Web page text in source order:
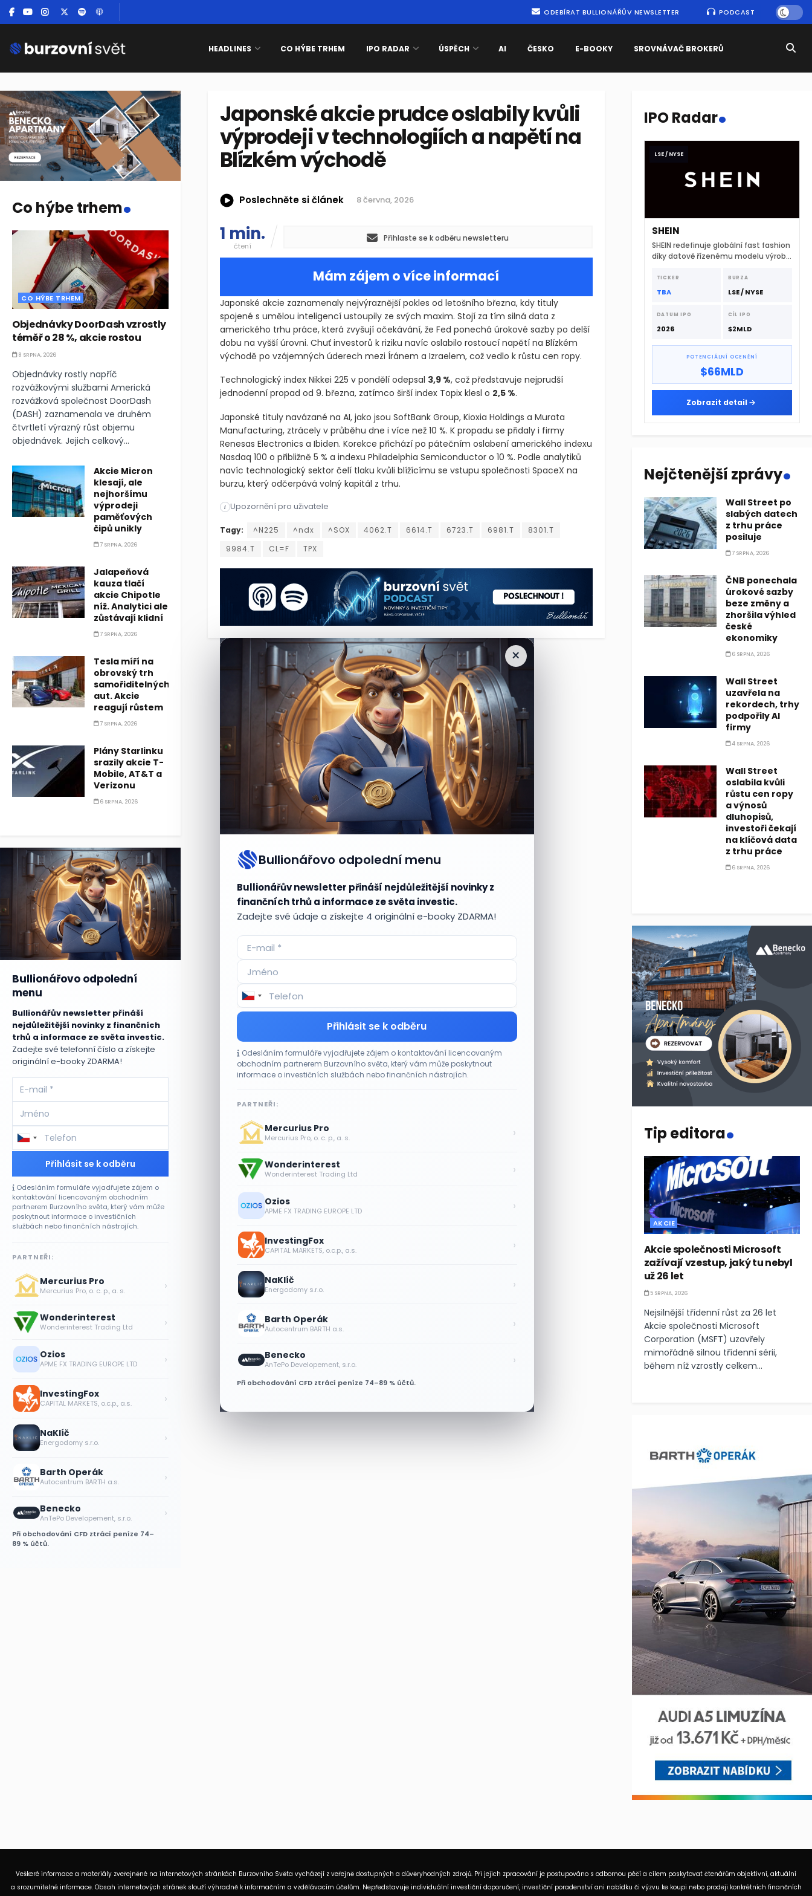
ODEBÍRAT BULLIONÁŘŮV NEWSLETTER PODCAST
HEADLINES CO HÝBE TRHEM IPO RADAR ÚSPĚCH AI ČESKO E-BOOKY SROVNÁVAČ BROKERŮ
Japonské akcie prudce oslabily kvůli
výprodeji v technologiích a napětí na
Blízkém východě
Poslechněte si článek 8 června, 2026
1 min.
čtení
Přihlaste se k odběru newsletteru
Mám zájem o více informací
Japonské akcie zaznamenaly nejvýraznější pokles od letošního března, kdy tituly
spojené s umělou inteligencí ustoupily ze svých maxim. Stojí za tím silná data z
amerického trhu práce, která zvyšují očekávání, že Fed ponechá úrokové sazby po delší
dobu na vyšší úrovni. Chuť investorů k riziku navíc oslabilo rostoucí napětí na Blízkém
východě po vzájemných úderech mezi Íránem a Izraelem, což vedlo k růstu cen ropy.
Technologický index Nikkei 225 v pondělí odepsal 3,9 %, což představuje nejprudší
jednodenní propad od 9. března, zatímco širší index Topix klesl o 2,5 %.
Japonské tituly navázané na AI, jako jsou SoftBank Group, Kioxia Holdings a Murata
Manufacturing, ztrácely v průběhu dne i více než 10 %. K propadu se přidaly i firmy
Renesas Electronics a Ibiden. Korekce přichází po pátečním oslabení amerického indexu
Nasdaq 100 o přibližně 5 % a indexu Philadelphia Semiconductor o 10 %. Podle analytiků
navíc technologický sektor čelí tlaku kvůli blížícímu se vstupu společnosti SpaceX na
burzu, který odčerpává volný kapitál z trhu.
Japonské akcie zaznamenaly nejvýraznější pokles od letošního března, kdy tituly spojené s umělou inteligencí ustoupily ze svých maxim.
i Upozornění pro uživatele
Japonské akcie zaznamenaly nejvýraznější pokles od letošního března, kdy tituly spojené s umělou inteligencí ustoupily ze svých maxim.
Tagy: ^N225 ^ndx ^SOX 4062.T 6614.T 6723.T 6981.T
8301.T
9984.T
CL=F TPX
×
Bullionářovo odpolední menu
Bullionářův newsletter přináší nejdůležitější novinky z
finančních trhů a informace ze světa investic.
Zadejte své údaje a získejte 4 originální e-booky ZDARMA!
Přihlásit se k odběru
Odesláním formuláře vyjadřujete zájem o kontaktování licencovaným
obchodním partnerem Burzovního světa, který vám může poskytnout
informace o investičních službách nebo finančních nástrojích.
PARTNEŘI:
Mercurius Pro
Mercurius Pro, o. c. p., a. s. ›
Wonderinterest
Wonderinterest Trading Ltd ›
Ozios
APME FX TRADING EUROPE LTD ›
InvestingFox
CAPITAL MARKETS, o.c.p., a.s. ›
NaKlíč
Energodomy s.r.o. ›
Barth Operák
Autocentrum BARTH a.s. ›
Benecko
AnTePo Developement, s.r.o. ›
Při obchodování CFD ztrácí peníze 74–89 % účtů.
Co hýbe trhem.
CO HÝBE TRHEM
Objednávky DoorDash vzrostly
téměř o 28 %, akcie rostou
8 SRPNA, 2026
Objednávky rostly napříč
rozvážkovými službami Americká
rozvážková společnost DoorDash
(DASH) zaznamenala ve druhém
čtvrtletí výrazný růst objemu
objednávek. Jejich celkový...
Akcie Micron
klesají, ale
nejhoršímu
výprodeji
paměťových
čipů unikly
7 SRPNA, 2026
Jalapeňová
kauza tlačí
akcie Chipotle
níž. Analytici ale
zůstávají klidní
7 SRPNA, 2026
Tesla míří na
obrovský trh
samořiditelných
aut. Akcie
reagují růstem
7 SRPNA, 2026
Plány Starlinku
srazily akcie T-
Mobile, AT&T a
Verizonu
6 SRPNA, 2026
Bullionářovo odpolední
menu
Bullionářův newsletter přináší
nejdůležitější novinky z finančních
trhů a informace ze světa investic.
Zadejte své telefonní číslo a získejte
originální e-booky ZDARMA!
Přihlásit se k odběru
Odesláním formuláře vyjadřujete zájem o
kontaktování licencovaným obchodním
partnerem Burzovního světa, který vám může
poskytnout informace o investičních
službách nebo finančních nástrojích.
PARTNEŘI:
Mercurius Pro
Mercurius Pro, o. c. p., a. s. ›
Wonderinterest
Wonderinterest Trading Ltd ›
Ozios
APME FX TRADING EUROPE LTD ›
InvestingFox
CAPITAL MARKETS, o.c.p., a.s. ›
NaKlíč
Energodomy s.r.o. ›
Barth Operák
Autocentrum BARTH a.s. ›
Benecko
AnTePo Developement, s.r.o. ›
Při obchodování CFD ztrácí peníze 74–
89 % účtů.
IPO Radar.
LSE / NYSE
SHEIN
SHEIN redefinuje globální fast fashion
díky datově řízenému modelu výroby
dodavatelskému řetězci.
TICKER
TBA
BURZA
LSE / NYSE
DATUM IPO
2026
CÍL IPO
$2MLD
POTENCIÁLNÍ OCENĚNÍ
$66MLD
Zobrazit detail
Nejčtenější zprávy.
Wall Street po
slabých datech
z trhu práce
posiluje
7 SRPNA, 2026
ČNB ponechala
úrokové sazby
beze změny a
zhoršila výhled
české
ekonomiky
6 SRPNA, 2026
Wall Street
uzavřela na
rekordech, trhy
podpořily AI
firmy
4 SRPNA, 2026
Wall Street
oslabila kvůli
růstu cen ropy
a výnosů
dluhopisů,
investoři čekají
na klíčová data
z trhu práce
6 SRPNA, 2026
Tip editora.
AKCIE
Akcie společnosti Microsoft
zažívají vzestup, jaký tu nebyl
už 26 let
5 SRPNA, 2026
Nejsilnější třídenní růst za 26 let
Akcie společnosti Microsoft
Corporation (MSFT) uzavřely
mimořádně silnou třídenní sérii,
během níž vzrostly celkem...
Veškeré informace a materiály zveřejněné na internetových stránkách Burzovního Světa vycházejí z veřejně dostupných a důvěryhodných zdrojů. Při jejich zpracování je postupováno s odbornou péčí a cílem poskytovat čtenářům objektivní, aktuální
a srozumitelné informace. Obsah internetových stránek slouží výhradně k informačním a vzdělávacím účelům. Nepředstavuje individuální investiční doporučení, investiční poradenství ani nabídku či výzvu ke koupi nebo prodeji konkrétních finančních